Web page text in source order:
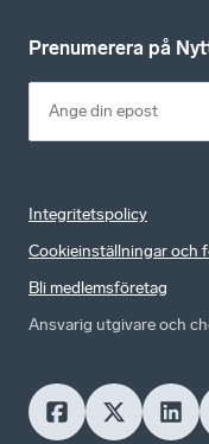
Prenumerera på
Integritetspolicy
Cookieinställningar och
Bli medlemsföretag
Ansvarig utgivare och